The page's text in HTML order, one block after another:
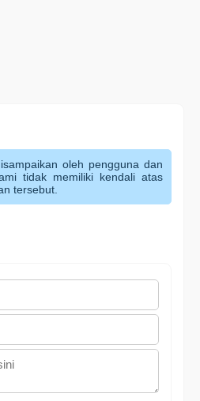
oleh pengguna dan
tidak memiliki kendali atas
tersebut.